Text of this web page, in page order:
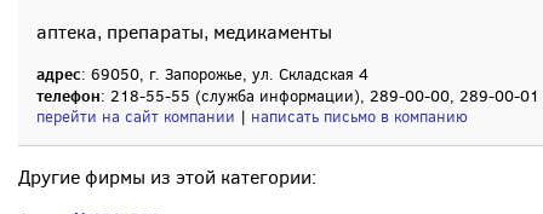
аптека, препараты, медикаменты
адрес: 69050, г. Запорожье, ул. Складская 4
телефон: 218-55-55 (служба информации), 289-00-00, 289-00-
перейти на сайт компании | написать письмо в компанию
Другие фирмы из этой категории: